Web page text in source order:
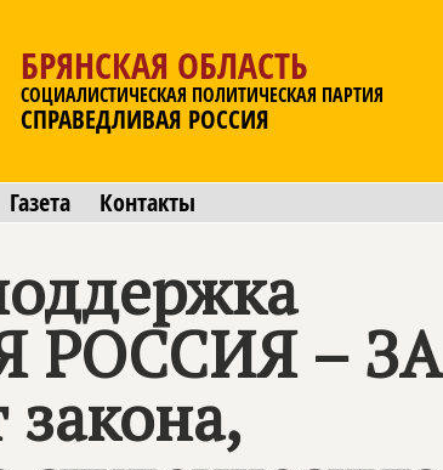
БРЯНСКАЯ ОБЛАСТЬ
СОЦИАЛИСТИЧЕСКАЯ ПОЛИТИЧЕСКАЯ ПАРТИЯ
СПРАВЕДЛИВАЯ РОССИЯ
Газета Контакты
РОССИЯ – ЗА